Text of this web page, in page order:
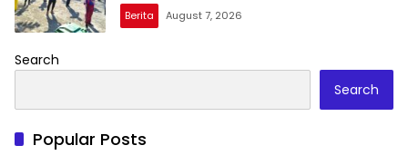
Berita August 7, 2026
Search
Search
Popular Posts